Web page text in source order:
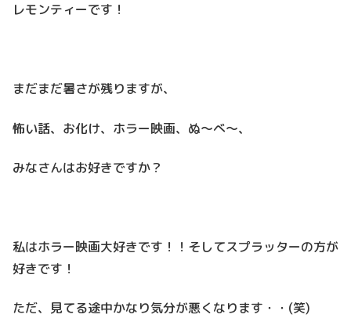
レモンティーです！
まだまだ暑さが残りますが、
怖い話、お化け、ホラー映画、ぬ～べ～、
みなさんはお好きですか？
私はホラー映画大好きです！！そしてスプラッターの方が
好きです！
ただ、見てる途中かなり気分が悪くなります・・(笑)